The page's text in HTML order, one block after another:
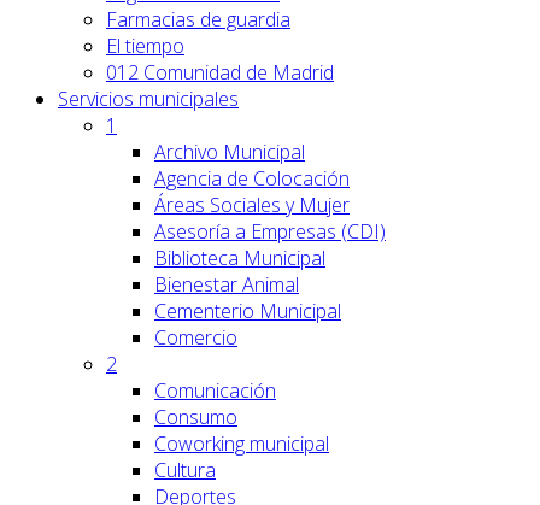
Farmacias de guardia
El tiempo
012 Comunidad de Madrid
Servicios municipales
1
Archivo Municipal
Agencia de Colocación
Áreas Sociales y Mujer
Asesoría a Empresas (CDI)
Biblioteca Municipal
Bienestar Animal
Cementerio Municipal
Comercio
2
Comunicación
Consumo
Coworking municipal
Cultura
Deportes